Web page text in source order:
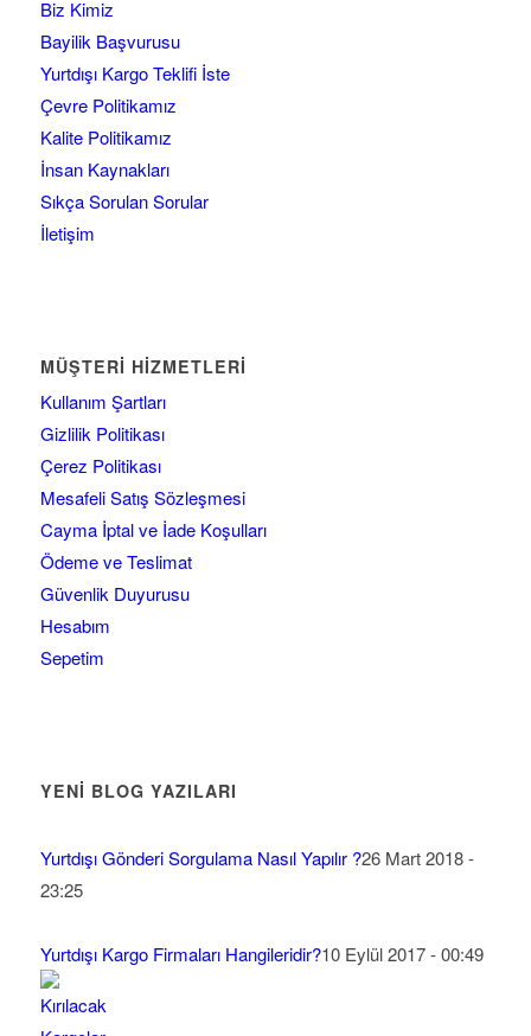
Biz Kimiz
Bayilik Başvurusu
Yurtdışı Kargo Teklifi İste
Çevre Politikamız
Kalite Politikamız
İnsan Kaynakları
Sıkça Sorulan Sorular
İletişim
MÜŞTERI HIZMETLERI
Kullanım Şartları
Gizlilik Politikası
Çerez Politikası
Mesafeli Satış Sözleşmesi
Cayma İptal ve İade Koşulları
Ödeme ve Teslimat
Güvenlik Duyurusu
Hesabım
Sepetim
YENİ BLOG YAZILARI
Yurtdışı Gönderi Sorgulama Nasıl Yapılır ?26 Mart 2018 -
23:25
Yurtdışı Kargo Firmaları Hangileridir?10 Eylül 2017 - 00:49